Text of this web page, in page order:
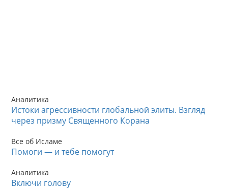
Аналитика
Истоки агрессивности глобальной элиты. Взгляд
через призму Священного Корана
Все об Исламе
Помоги — и тебе помогут
Аналитика
Включи голову